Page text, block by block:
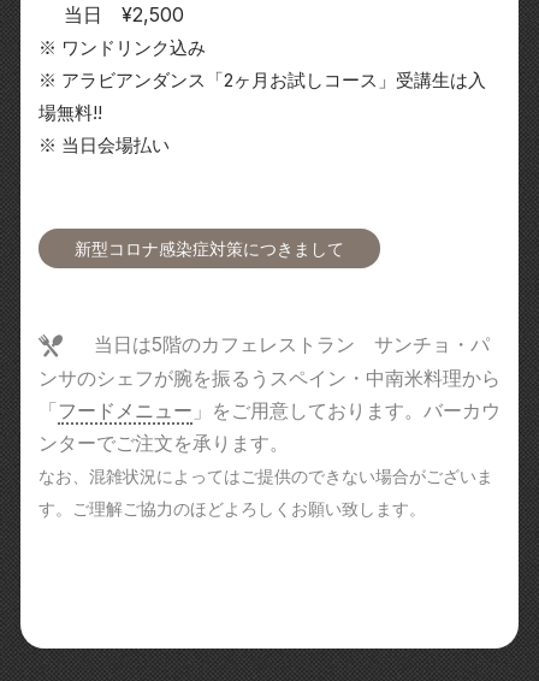
当日 ¥2,500
※ ワンドリンク込み
※ アラビアンダンス「2ヶ月お試しコース」受講生は入
場無料!!
※ 当日会場払い
新型コロナ感染症対策につきまして
当日は5階のカフェレストラン サンチョ・パ
ンサのシェフが腕を振るうスペイン・中南米料理から
「フードメニュー 」をご用意しております。バーカウ
ンターでご注文を承ります。
なお、混雑状況によってはご提供のできない場合がございま
す。ご理解ご協力のほどよろしくお願い致します。